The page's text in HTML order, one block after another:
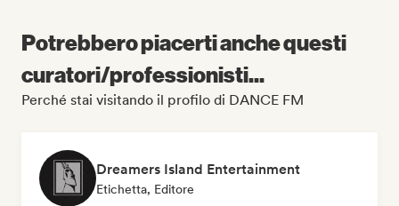
Potrebbero piacerti anche questi
curatori/professionisti...
Perché stai visitando il profilo di DANCE FM
Dreamers Island Entertainment
Etichetta, Editore